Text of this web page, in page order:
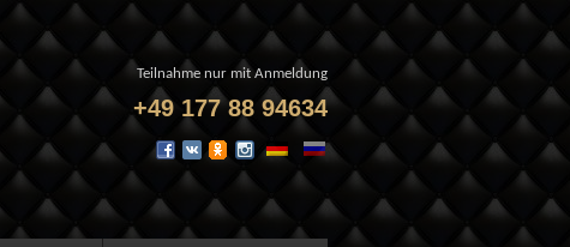
Teilnahme nur mit Anmeldung
+49 177 88 94634